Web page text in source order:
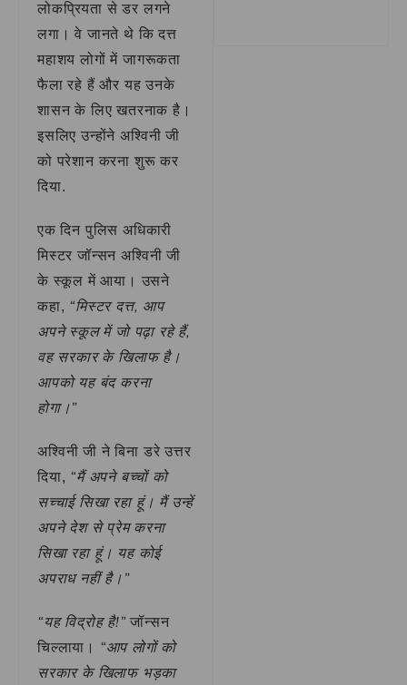
लोकप्रियता से डर लगने
लगा। वे जानते थे कि दत्त
महाशय लोगों में जागरूकता
फैला रहे हैं और यह उनके
शासन के लिए खतरनाक है।
इसलिए उन्होंने अश्विनी जी
को परेशान करना शुरू कर
दिया.
एक दिन पुलिस अधिकारी
मिस्टर जॉन्सन अश्विनी जी
के स्कूल में आया। उसने
कहा, “मिस्टर दत्त, आप
अपने स्कूल में जो पढ़ा रहे हैं,
वह सरकार के खिलाफ है।
आपको यह बंद करना
होगा।”
अश्विनी जी ने बिना डरे उत्तर
दिया, “मैं अपने बच्चों को
सच्चाई सिखा रहा हूं। मैं उन्हें
अपने देश से प्रेम करना
सिखा रहा हूं। यह कोई
अपराध नहीं है।”
“यह विद्रोह है!”जॉन्सन
चिल्लाया।
“आप लोगों को
सरकार के खिलाफ भड़का